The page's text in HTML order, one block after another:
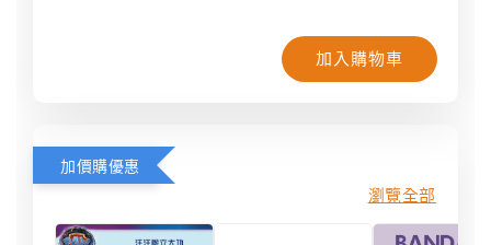
加入購物車
加價購優惠
瀏覽全部